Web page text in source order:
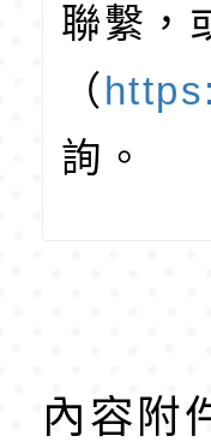
聯繫，
（
詢。
內容附